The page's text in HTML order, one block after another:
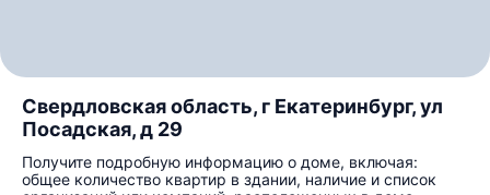
Свердловская область, г Екатеринбург, ул
Посадская, д 29
Получите подробную информацию о доме, включая:
общее количество квартир в здании, наличие и список